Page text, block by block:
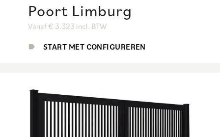
Poort Limburg
Vanaf € 3.323 incl. BTW
START MET CONFIGUREREN